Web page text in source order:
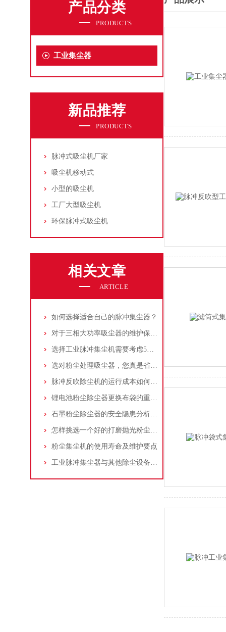
产品分类
PRODUCTS
工业集尘器
新品推荐
PRODUCTS
脉冲式吸尘机厂家
吸尘机移动式
小型的吸尘机
工厂大型吸尘机
环保脉冲式吸尘机
相关文章
ARTICLE
如何选择适合自己的脉冲集尘器？
对于三相大功率吸尘器的维护保养，你了解多少
选择工业脉冲集尘机需要考虑5大因素,你都了解吗?
选对粉尘处理吸尘器，您真是省了很多事！
脉冲反吹除尘机的运行成本如何控制和优化？
锂电池粉尘除尘器更换布袋的重要性与方法
石墨粉尘除尘器的安全隐患分析及应对措施
怎样挑选一个好的打磨抛光粉尘吸尘器
粉尘集尘机的使用寿命及维护要点
工业脉冲集尘器与其他除尘设备的比较